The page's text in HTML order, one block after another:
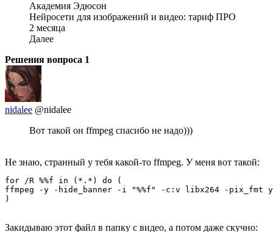
Академия Эдюсон
Нейросети для изображений и видео: тариф ПРО
2 месяца
Далее
Решения вопроса 1
nidalee @nidalee
Вот такой он ffmpeg спасибо не надо)))
Не знаю, странный у тебя какой-то ffmpeg. У меня вот такой:
for /R %%f in (*.*) do (
ffmpeg -y -hide_banner -i "%%f" -c:v libx264 -pix_fmt
)
Закидываю этот файл в папку с видео, а потом даже скучно: